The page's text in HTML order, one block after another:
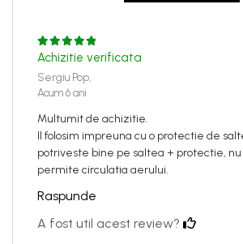
Achizitie verificata
Sergiu Pop,
Acum 6 ani
Multumit de achizitie.
Il folosim impreuna cu o protectie de
potriveste bine pe saltea + protectie, nu
permite circulatia aerului.
Raspunde
A fost util acest review?